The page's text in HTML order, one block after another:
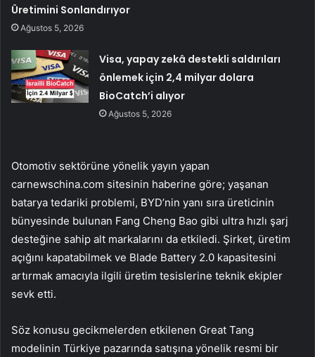
Üretimini Sonlandırıyor
Ağustos 5, 2026
Visa, yapay zekâ destekli saldırıları
önlemek için 2,4 milyar dolara
BioCatch’i alıyor
Ağustos 5, 2026
Otomotiv sektörüne yönelik yayın yapan
carnewschina.com sitesinin haberine göre; yaşanan
batarya tedariki problemi, BYD’nin yanı sıra üreticinin
bünyesinde bulunan Fang Cheng Bao gibi ultra hızlı şarj
desteğine sahip alt markalarını da etkiledi. Şirket, üretim
açığını kapatabilmek ve Blade Battery 2.0 kapasitesini
artırmak amacıyla ilgili üretim tesislerine teknik ekipler
sevk etti.
Söz konusu gecikmelerden etkilenen Great Tang
modelinin Türkiye pazarında satışına yönelik resmi bir